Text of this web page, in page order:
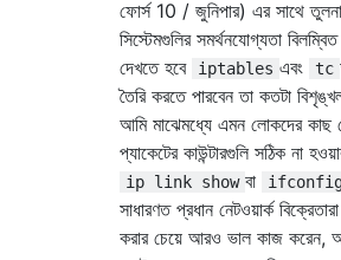
ফোর্স 10 / জুনিপার) এর সাথে
সিস্টেমগুলির সমর্থনযোগ্যতা
দেখতে হবে
iptables এবং tc
তৈরি করতে পারবেন তা কতটা
আমি মাঝেমধ্যে এমন লোকদের কাছ
প্যাকেটের কাউন্টারগুলি সঠিক না
ip link show বা
সাধারণত প্রধান নেটওয়ার্ক
করার চেয়ে আরও ভাল কাজ করেন,